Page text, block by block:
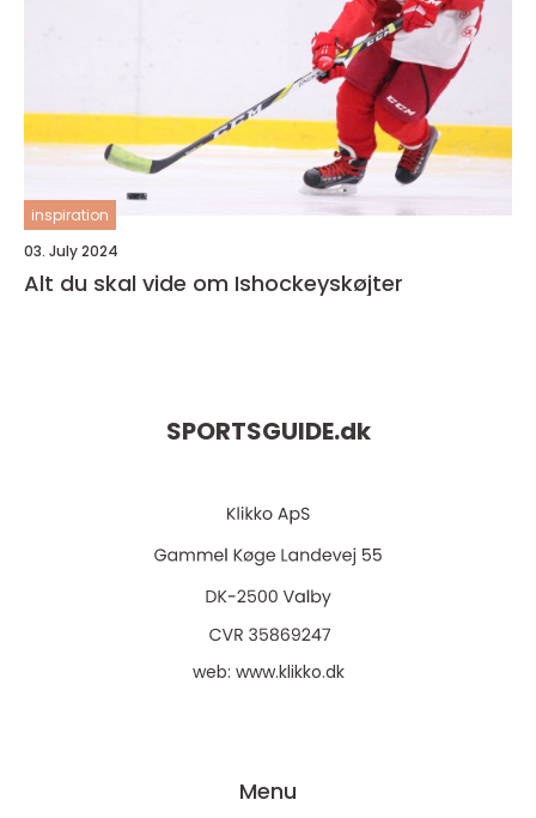
inspiration
03. July 2024
Alt du skal vide om Ishockeyskøjter
SPORTSGUIDE.dk
web: www.klikko.dk
Menu